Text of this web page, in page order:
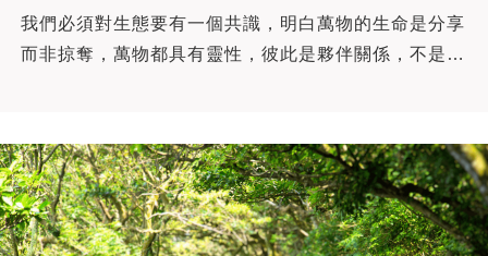
我們必須對生態要有一個共識，明白萬物的生命是分享
而非掠奪，萬物都具有靈性，彼此是夥伴關係，不是掠
平推動。